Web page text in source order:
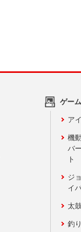
ゲー
ア
機
バ
ト
ジ
イ
太
釣